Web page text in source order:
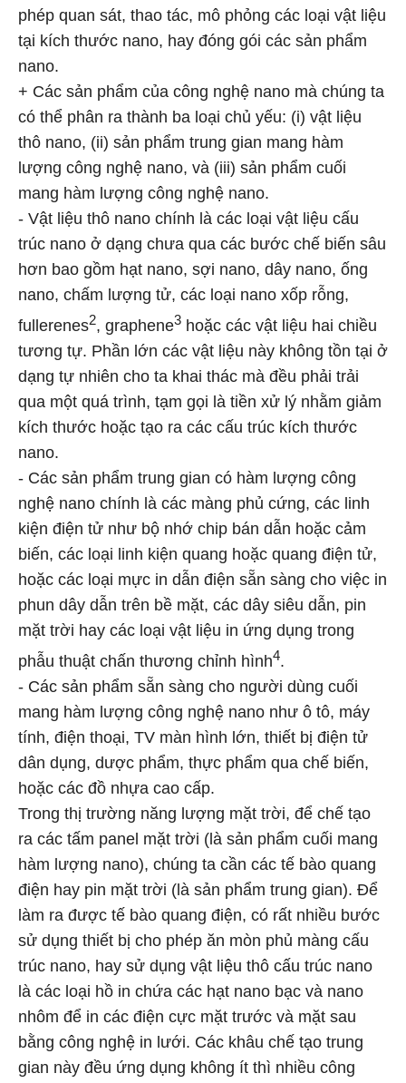
phép quan sát, thao tác, mô phỏng các loại vật liệu
tại kích thước nano, hay đóng gói các sản phẩm
nano.
+ Các sản phẩm của công nghệ nano mà chúng ta
có thể phân ra thành ba loại chủ yếu: (i) vật liệu
thô nano, (ii) sản phẩm trung gian mang hàm
lượng công nghệ nano, và (iii) sản phẩm cuối
mang hàm lượng công nghệ nano.
- Vật liệu thô nano chính là các loại vật liệu cấu
trúc nano ở dạng chưa qua các bước chế biến sâu
hơn bao gồm hạt nano, sợi nano, dây nano, ống
nano, chấm lượng tử, các loại nano xốp rỗng,
fullerenes2, graphene3 hoặc các vật liệu hai chiều
tương tự. Phần lớn các vật liệu này không tồn tại ở
dạng tự nhiên cho ta khai thác mà đều phải trải
qua một quá trình, tạm gọi là tiền xử lý nhằm giảm
kích thước hoặc tạo ra các cấu trúc kích thước
nano.
- Các sản phẩm trung gian có hàm lượng công
nghệ nano chính là các màng phủ cứng, các linh
kiện điện tử như bộ nhớ chip bán dẫn hoặc cảm
biến, các loại linh kiện quang hoặc quang điện tử,
hoặc các loại mực in dẫn điện sẵn sàng cho việc in
phun dây dẫn trên bề mặt, các dây siêu dẫn, pin
mặt trời hay các loại vật liệu in ứng dụng trong
phẫu thuật chấn thương chỉnh hình4.
- Các sản phẩm sẵn sàng cho người dùng cuối
mang hàm lượng công nghệ nano như ô tô, máy
tính, điện thoại, TV màn hình lớn, thiết bị điện tử
dân dụng, dược phẩm, thực phẩm qua chế biến,
hoặc các đồ nhựa cao cấp.
Trong thị trường năng lượng mặt trời, để chế tạo
ra các tấm panel mặt trời (là sản phẩm cuối mang
hàm lượng nano), chúng ta cần các tế bào quang
điện hay pin mặt trời (là sản phẩm trung gian). Để
làm ra được tế bào quang điện, có rất nhiều bước
sử dụng thiết bị cho phép ăn mòn phủ màng cấu
trúc nano, hay sử dụng vật liệu thô cấu trúc nano
là các loại hồ in chứa các hạt nano bạc và nano
nhôm để in các điện cực mặt trước và mặt sau
bằng công nghệ in lưới. Các khâu chế tạo trung
gian này đều ứng dụng không ít thì nhiều công